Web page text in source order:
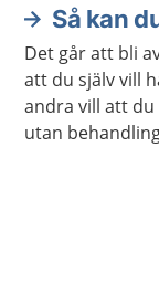
Så kan
Det går att bli
att du själv vill
andra vill att du
utan